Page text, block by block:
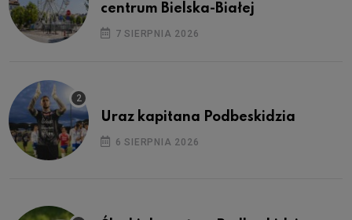
centrum Bielska-Białej
7 SIERPNIA 2026
Uraz kapitana Podbeskidzia
6 SIERPNIA 2026